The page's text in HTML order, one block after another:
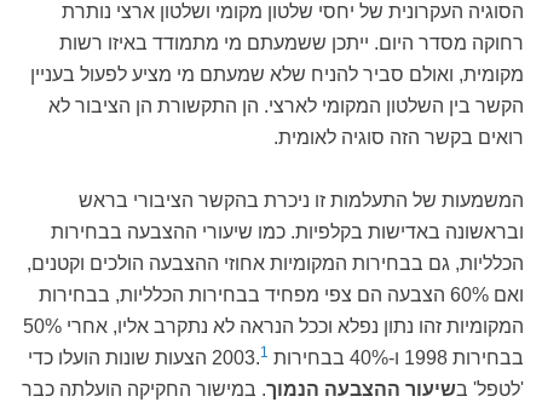
הסוגיה העקרונית של יחסי שלטון מקומי ושלטון ארצי נותרת
רחוקה מסדר היום. ייתכן ששמעתם מי מתמודד באיזו רשות
מקומית, ואולם סביר להניח שלא שמעתם מי מציע לפעול בעניין
הקשר בין השלטון המקומי לארצי. הן התקשורת הן הציבור לא
רואים בקשר הזה סוגיה לאומית.
המשמעות של התעלמות זו ניכרת בהקשר הציבורי בראש
ובראשונה באדישות בקלפיות. כמו שיעורי ההצבעה בבחירות
הכלליות, גם בבחירות המקומיות אחוזי ההצבעה הולכים וקטנים,
ואם 60% הצבעה הם צפי מפחיד בבחירות הכלליות, בבחירות
המקומיות זהו נתון נפלא וככל הנראה לא נתקרב אליו, אחרי 50%
בבחירות 1998 ו-40% בבחירות 2003.
1
הצעות שונות הועלו כדי
'לטפל' בשיעור ההצבעה הנמוך. במישור החקיקה הועלתה כבר